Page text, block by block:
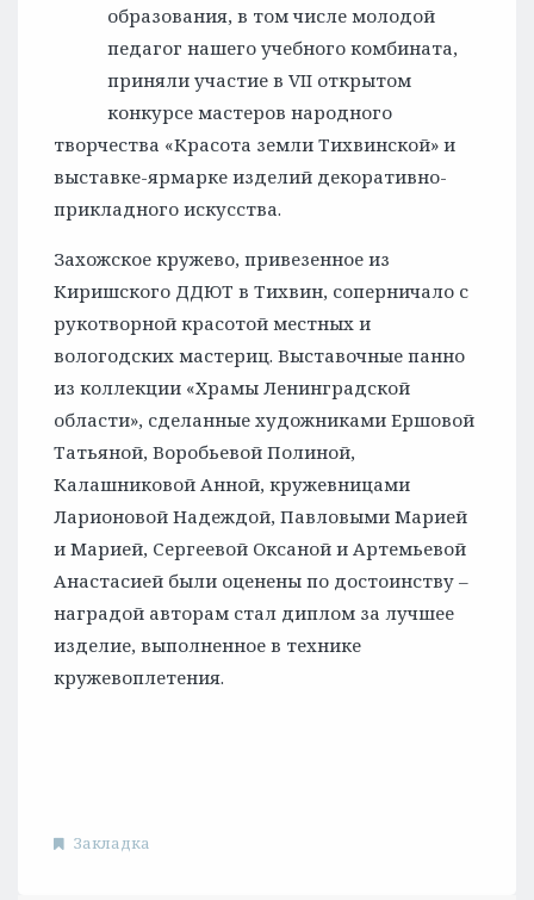
образования, в том числе молодой
педагог нашего учебного комбината,
приняли участие в VII открытом
конкурсе мастеров народного
творчества «Красота земли Тихвинской» и
выставке-ярмарке изделий декоративно-
прикладного искусства.
Захожское кружево, привезенное из
Киришского ДДЮТ в Тихвин, соперничало с
рукотворной красотой местных и
вологодских мастериц. Выставочные панно
из коллекции «Храмы Ленинградской
области», сделанные художниками Ершовой
Татьяной, Воробьевой Полиной,
Калашниковой Анной, кружевницами
Ларионовой Надеждой, Павловыми Марией
и Марией, Сергеевой Оксаной и Артемьевой
Анастасией были оценены по достоинству –
наградой авторам стал диплом за лучшее
изделие, выполненное в технике
кружевоплетения.
Закладка